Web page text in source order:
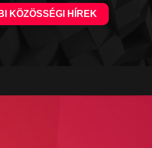
KÖZÖSSÉGI HÍREK